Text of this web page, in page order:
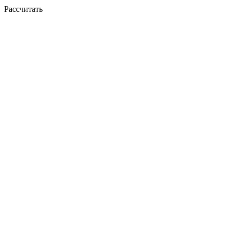
Рассчитать